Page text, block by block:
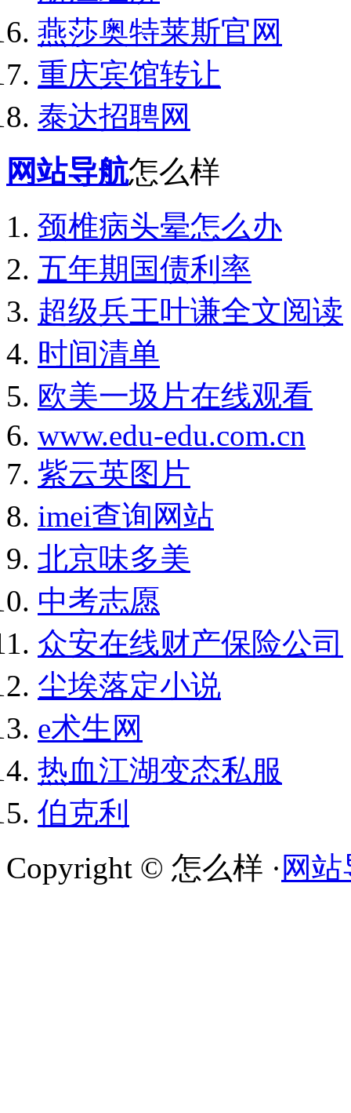
燕莎奥特莱斯官网
重庆宾馆转让
泰达招聘网
网站导航怎么样
颈椎病头晕怎么办
五年期国债利率
超级兵王叶谦全文阅读
时间清单
欧美一圾片在线观看
www.edu-edu.com.cn
紫云英图片
imei查询网站
北京味多美
中考志愿
众安在线财产保险公司
尘埃落定小说
e术生网
热血江湖变态私服
伯克利
Copyright © 怎么样 · 网